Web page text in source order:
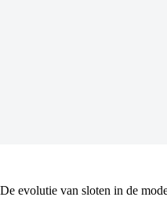
De evolutie van sloten in de